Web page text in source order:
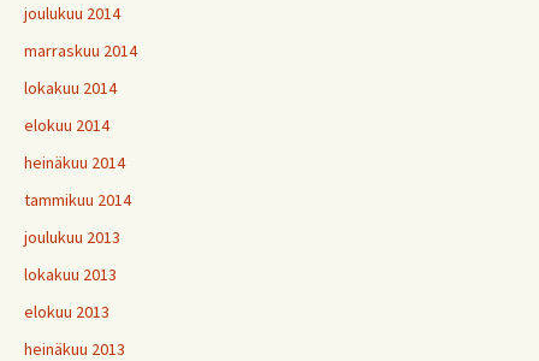
joulukuu 2014
marraskuu 2014
lokakuu 2014
elokuu 2014
heinäkuu 2014
tammikuu 2014
joulukuu 2013
lokakuu 2013
elokuu 2013
heinäkuu 2013